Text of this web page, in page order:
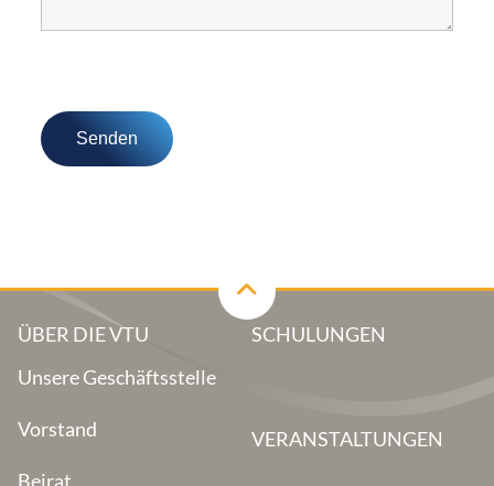
ÜBER DIE VTU
Unsere Geschäftsstelle
Vorstand
Beirat
SCHULUNGEN
VERANSTALTUNGEN